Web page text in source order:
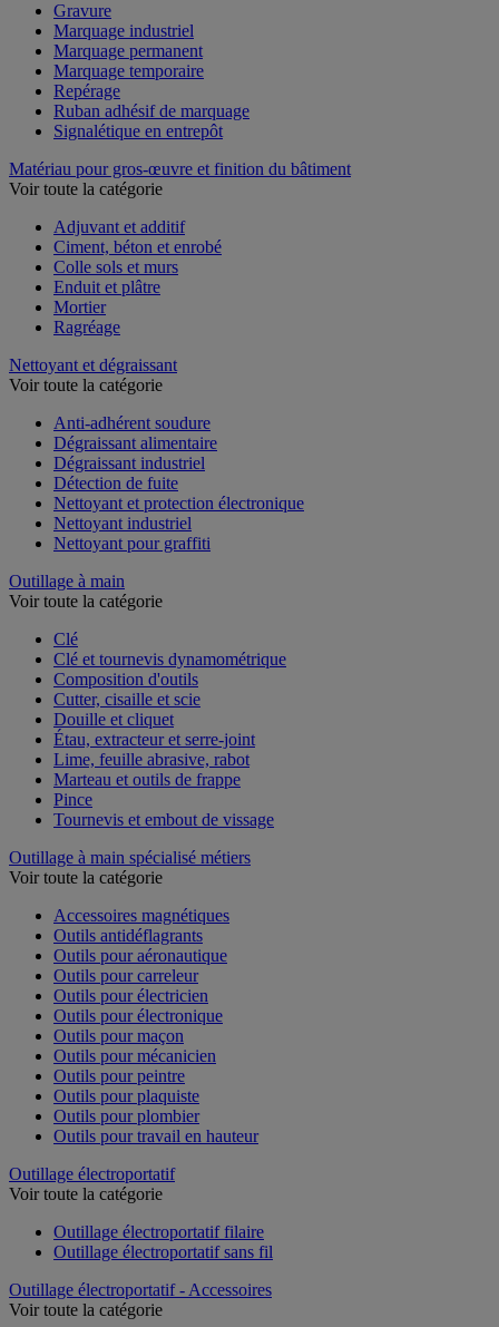
Gravure
Marquage industriel
Marquage permanent
Marquage temporaire
Repérage
Ruban adhésif de marquage
Signalétique en entrepôt
Matériau pour gros-œuvre et finition du bâtiment
Voir toute la catégorie
Adjuvant et additif
Ciment, béton et enrobé
Colle sols et murs
Enduit et plâtre
Mortier
Ragréage
Nettoyant et dégraissant
Voir toute la catégorie
Anti-adhérent soudure
Dégraissant alimentaire
Dégraissant industriel
Détection de fuite
Nettoyant et protection électronique
Nettoyant industriel
Nettoyant pour graffiti
Outillage à main
Voir toute la catégorie
Clé
Clé et tournevis dynamométrique
Composition d'outils
Cutter, cisaille et scie
Douille et cliquet
Étau, extracteur et serre-joint
Lime, feuille abrasive, rabot
Marteau et outils de frappe
Pince
Tournevis et embout de vissage
Outillage à main spécialisé métiers
Voir toute la catégorie
Accessoires magnétiques
Outils antidéflagrants
Outils pour aéronautique
Outils pour carreleur
Outils pour électricien
Outils pour électronique
Outils pour maçon
Outils pour mécanicien
Outils pour peintre
Outils pour plaquiste
Outils pour plombier
Outils pour travail en hauteur
Outillage électroportatif
Voir toute la catégorie
Outillage électroportatif filaire
Outillage électroportatif sans fil
Outillage électroportatif - Accessoires
Voir toute la catégorie